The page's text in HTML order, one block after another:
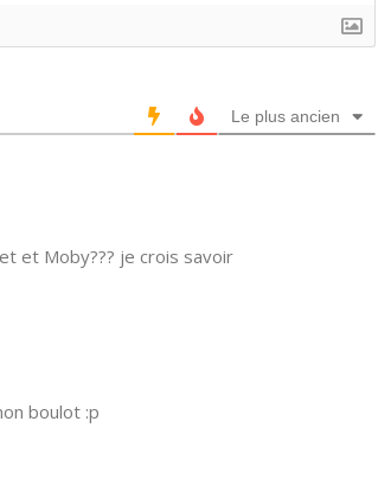
Le plus ancien
et Moby??? je crois savoir
boulot :p